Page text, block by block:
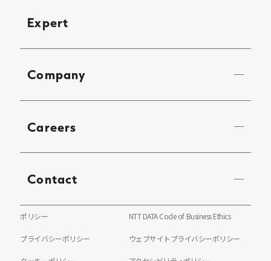
Expert
Company
Careers
Contact
ポリシー NTT DATA Code of Business Ethics
プライバシーポリシー ウェブサイトプライバシーポリシー